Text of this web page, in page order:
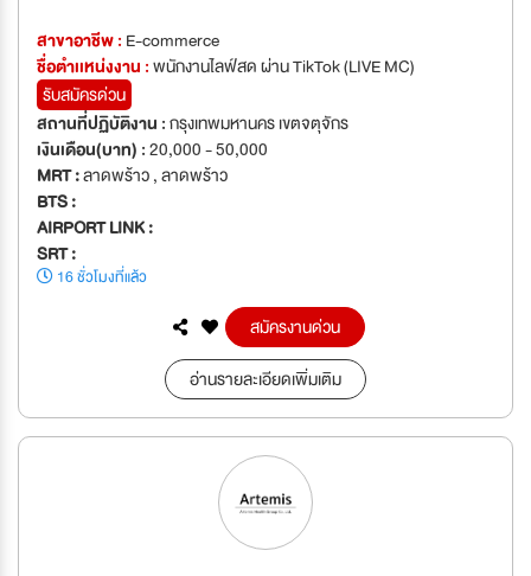
สาขาอาชีพ : E-commerce
ชื่อตำเเหน่งงาน :พนักงานไลฟ์สด ผ่าน TikTok (LIVE MC)
รับสมัครด่วน
สถานที่ปฏิบัติงาน :กรุงเทพมหานคร เขตจตุจักร
เงินเดือน(บาท) :20,000 - 50,000
MRT :ลาดพร้าว , ลาดพร้าว
BTS :
AIRPORT LINK :
SRT :
16 ชั่วโมงที่แล้ว
สมัครงานด่วน
อ่านรายละเอียดเพิ่มเติม